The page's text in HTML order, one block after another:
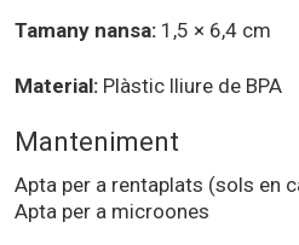
Tamany nansa: 1,5 × 6,4 cm
Material: Plàstic lliure de BPA
Manteniment
Apta per a rentaplats (sols en
Apta per a microones